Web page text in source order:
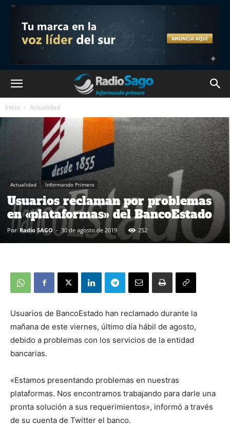
Inicio Actualidad
Actualidad Informando Primero
Usuarios reclaman por problemas
en «plataformas» del BancoEstado
Por Radio SAGO - 30 de agosto de 2019 252
Usuarios de BancoEstado han reclamado durante la
mañana de este viernes, último día hábil de agosto,
debido a problemas con los servicios de la entidad
bancarias.
«Estamos presentando problemas en nuestras
plataformas. Nos encontramos trabajando para darle una
pronta solución a sus requerimientos», informó a través
de su cuenta de Twitter el banco.